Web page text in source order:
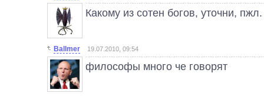
Какому из сотен богов, уточни, пжл.
Ballmer 19.07.2010, 09:54
философы много че говорят